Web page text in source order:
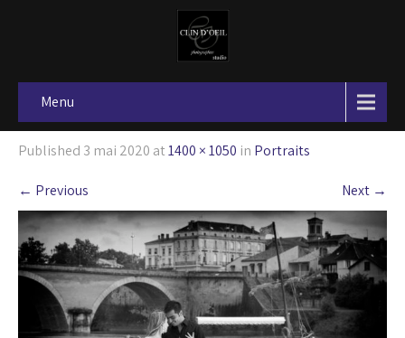
Menu
Published 3 mai 2020 at1400 × 1050 in Portraits
← Previous Next →